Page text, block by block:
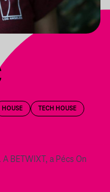
HOUSE TECH HOUSE
BETWIXT, a Pécs On